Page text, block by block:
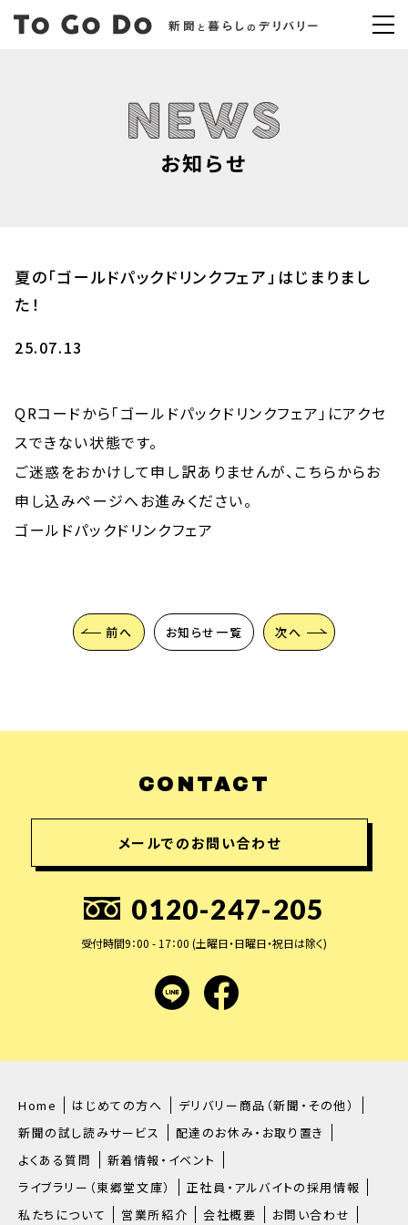
お知らせ
夏の「ゴールドパックドリンクフェア」はじまりまし
た！
25.07.13
QRコードから「ゴールドパックドリンクフェア」にアクセ
スできない状態です。
ご迷惑をおかけして申し訳ありませんが、こちらからお
申し込みページへお進みください。
ゴールドパックドリンクフェア
前へ お知らせ一覧 次へ
CONTACT
メールでのお問い合わせ
0120-247-205
受付時間9：00 - 17：00 (土曜日・日曜日・祝日は除く)
LINEfacebook
Home はじめての方へ
デリバリー商品（新聞・その他）
新聞の試し読みサービス
配達のお休み・お取り置き
よくある質問
新着情報・イベント
ライブラリー（東郷堂文庫）
正社員・アルバイトの採用情報
私たちについて
営業所紹介 会社概要 お問い合わせ